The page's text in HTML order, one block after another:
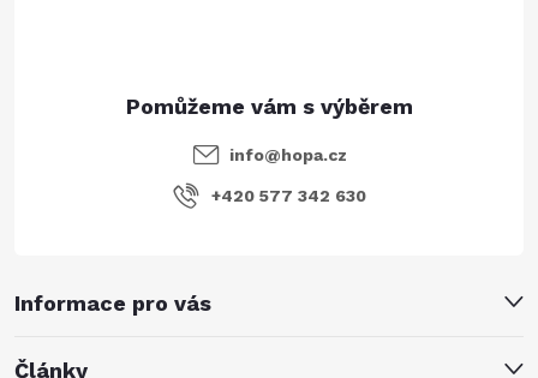
Informace pro vás
Články
info@hopa.cz
+420 577 342 630